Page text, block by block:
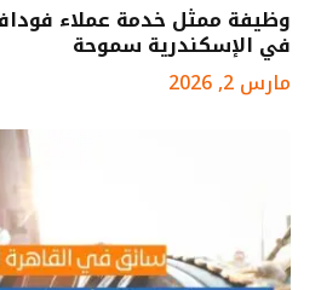
وظيفة ممثل خدمة عملاء
في الإسكندرية سموحة
مارس 2, 2026